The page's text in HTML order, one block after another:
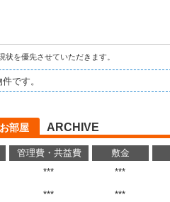
を優先させていただきます。
です。
部屋 ARCHIVE
管理費・共益費 敷金
*** ***
*** ***